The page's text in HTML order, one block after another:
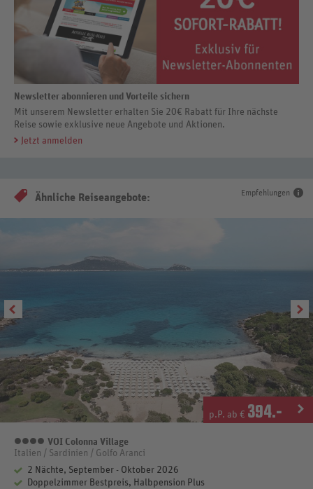
Newsletter abonnieren und Vorteile sichern
Mit unserem Newsletter erhalten Sie 20€ Rabatt für Ihre nächste
Reise sowie exklusive neue Angebote und Aktionen.
Jetzt anmelden
Empfehlungen
Ähnliche Reiseangebote:
p.P. ab € 394.-
4 Sterne
VOI Colonna Village
Italien / Sardinien / Golfo Aranci
2 Nächte, September - Oktober 2026
Doppelzimmer Bestpreis, Halbpension Plus